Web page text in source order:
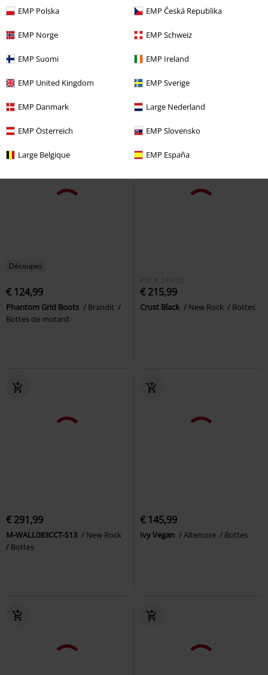
EMP Polska EMP Česká Republika
EMP Norge EMP Schweiz
EMP Suomi EMP Ireland
EMP United Kingdom EMP Sverige
EMP Danmark Large Nederland
EMP Österreich EMP Slovensko
Large Belgique EMP España
-27 %
PVC
€ 161,99
Neotyre Negro
New Rock
Bottes
Pièces amovibles
€ 215,99
Lokie Hades Footwear
Découpes
€ 124,99
Phantom Grid Boots
Brandit
Bottes de motard
PVC € 249,05
€ 215,99
Crust Black New Rock Bottes
€ 291,99
M-WALL083CCT-S13
New Rock
Bottes
€ 145,99
Ivy Vegan Altercore Bottes